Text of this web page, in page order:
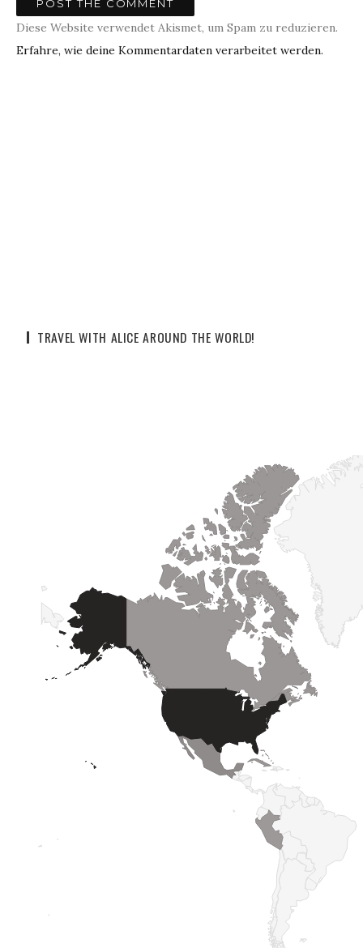
Diese Website verwendet Akismet, um Spam zu reduzieren.
Erfahre, wie deine Kommentardaten verarbeitet werden.
TRAVEL WITH ALICE AROUND THE WORLD!